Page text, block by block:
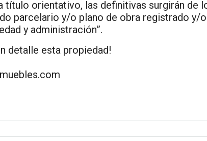
título orientativo, las definitivas surgirán
parcelario y/o plano de obra registrado y/
y administración”.
detalle esta propiedad!